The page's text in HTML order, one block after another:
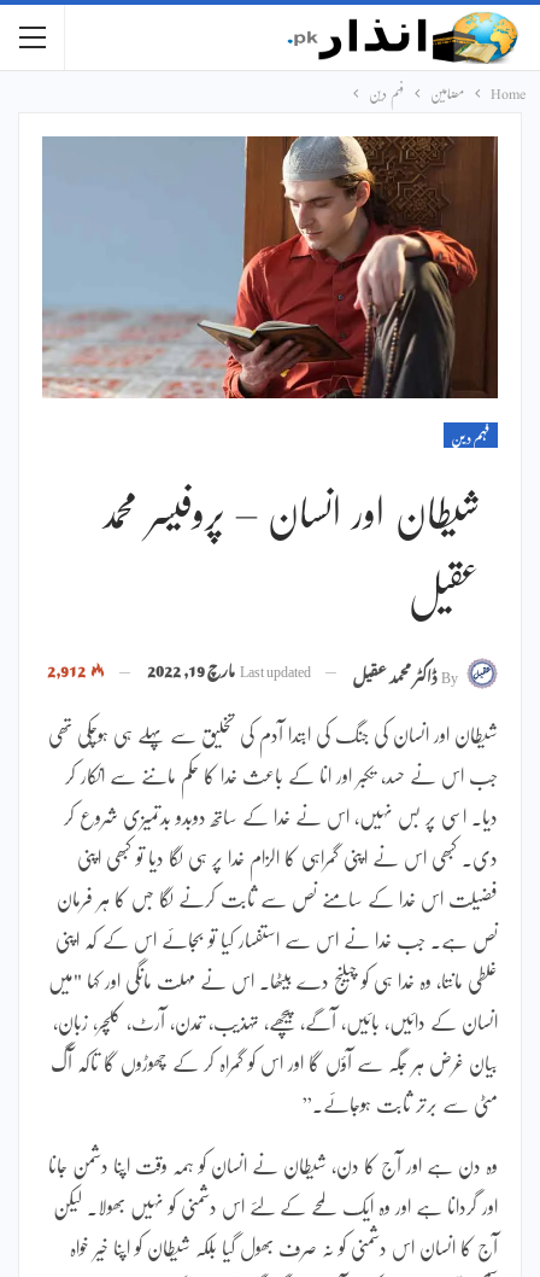
Home مضامین فہم دین
فہم دین
شیطان اور انسان – پروفیسر محمد
عقیل
Byڈاکٹر محمد عقیل Last updatedمارچ 19, 2022
شیطان اور انسان کی جنگ کی ابتدا آدم کی تخلیق سے پہلے ہی ہوچکی تھی
جب اس نے حسد، تکبر اور انا کے باعث خدا کا حکم ماننے سے انکار کر
دیا۔ اسی پر بس نہیں، اس نے خدا کے ساتھ دوبدو بدتمیزی شروع کر
دی۔ کبھی اس نے اپنی گمراہی کا الزام خدا پر ہی لگا دیا تو کبھی اپنی
فضیلت اس خدا کے سامنے نص سے ثابت کرنے لگا جس کا ہر فرمان
نص ہے۔ جب خدا نے اس سے استفسار کیا تو بجائے اس کے کہ اپنی
غلطی مانتا، وہ خدا ہی کو چیلنج دے بیٹھا۔ اس نے مہلت مانگی اور کہا "میں
انسان کے دائیں، بائیں، آگے، پیچھے، تہذیب، تمدن، آرٹ، کلچر، زبان،
بیان غرض ہر جگہ سے آؤں گا اور اس کو گمراہ کر کے چھوڑوں گا تاکہ آگ
مٹی سے برتر ثابت ہوجائے۔”
وہ دن ہے اور آج کا دن، شیطان نے انسان کو ہمہ وقت اپنا دشمن جانا
اور گردانا ہے اور وہ ایک لمحے کے لئے اس دشمنی کو نہیں بھولا۔ لیکن
آج کا انسان اس دشمنی کو نہ صرف بھول گیا بلکہ شیطان کو اپنا خیر خواہ